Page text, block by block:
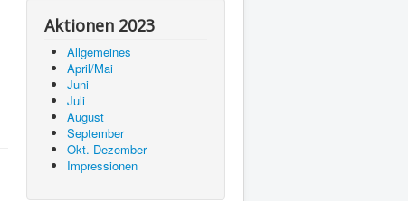
Aktionen 2023
Allgemeines
April/Mai
Juni
Juli
August
September
Okt.-Dezember
Impressionen